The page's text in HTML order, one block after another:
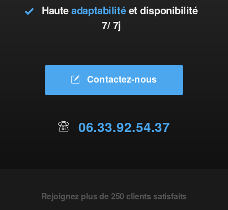
Hauteadaptabilitéet disponibilité
7/ 7j
Contactez-nous
06.33.92.54.37
Rejoignez plus de 250 clients satisfaits